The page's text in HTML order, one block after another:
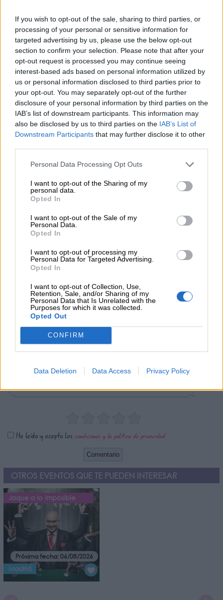
If you wish to opt-out of the sale, sharing to third parties, or
processing of your personal or sensitive information for
targeted advertising by us, please use the below opt-out
section to confirm your selection. Please note that after your
opt-out request is processed you may continue seeing
interest-based ads based on personal information utilized by
us or personal information disclosed to third parties prior to
your opt-out. You may separately opt-out of the further
disclosure of your personal information by third parties on the
IAB’s list of downstream participants. This information may
also be disclosed by us to third parties on the IAB’s List of
Downstream Participants that may further disclose it to other
Personal Data Processing Opt Outs
I want to opt-out of the Sharing of my
personal data.
Opted In
I want to opt-out of the Sale of my
Personal Data.
Opted In
I want to opt-out of processing my
Personal Data for Targeted Advertising.
Opted In
I want to opt-out of Collection, Use,
Retention, Sale, and/or Sharing of my
Personal Data that Is Unrelated with the
Purposes for which it was collected.
Opted Out
CONFIRM
Data Deletion Data Access Privacy Policy
diversión.
COMPARTIR:
Opiniones Espectáculo de magia - Tony Montana -
¿Qué te ha parecido? Comparte tu opinión:
Sólo los usuarios registrados pueden escribir comentarios
He leído y acepto las condiciones y la política de privacidad
OTROS EVENTOS QUE TE PUEDEN INTERESAR
Jaque a lo imposible
Próxima fecha: 06/08/2026
Madrid